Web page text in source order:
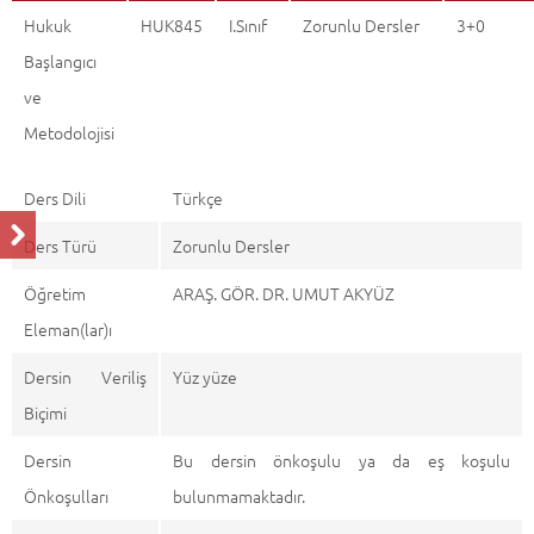
Hukuk
Başlangıcı
ve
Metodolojisi
HUK845 I.Sınıf Zorunlu Dersler 3+0
Ders Dili
Türkçe
Ders Türü
Zorunlu Dersler
Öğretim
Eleman(lar)ı
ARAŞ. GÖR. DR. UMUT AKYÜZ
Dersin Veriliş
Biçimi
Yüz yüze
Dersin
Önkoşulları
Bu dersin önkoşulu ya da eş koşulu
bulunmamaktadır.